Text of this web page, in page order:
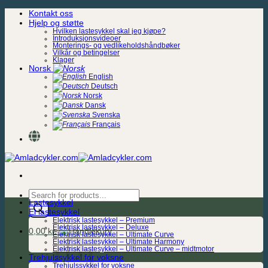
Skip
Kontakt oss
Hjelp og støtte
Hvilken lastesykkel skal jeg kjøpe?
Introduksjonsvideoer
Monterings- og vedlikeholdshåndbøker
Vilkår og betingelser
Klager
Norsk
English
Deutsch
Norsk
Dansk
Svenska
Français
Products
search
0,00kr.
Lastesykkel
El lastesykkel
Elektrisk lastesykkel – Premium
Elektrisk lastesykkel – Deluxe
Elektrisk lastesykkel – Ultimate Curve
Elektrisk lastesykkel – Ultimate Harmony
Elektrisk lastesykkel – Ultimate Curve – midtmotor
Trehjulssykkel for voksne
Trehjulssykkel for voksne